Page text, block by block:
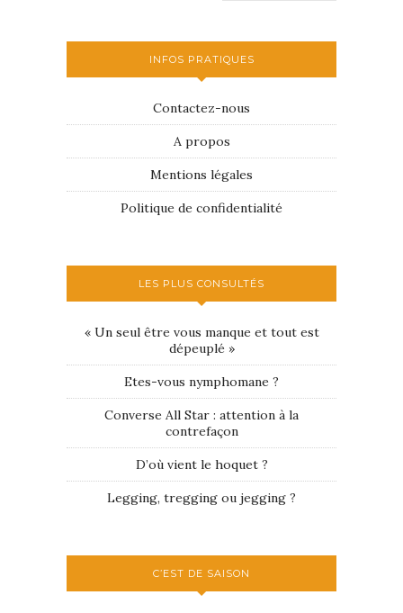
INFOS PRATIQUES
Contactez-nous
A propos
Mentions légales
Politique de confidentialité
LES PLUS CONSULTÉS
« Un seul être vous manque et tout est
dépeuplé »
Etes-vous nymphomane ?
Converse All Star : attention à la
contrefaçon
D’où vient le hoquet ?
Legging, tregging ou jegging ?
C’EST DE SAISON